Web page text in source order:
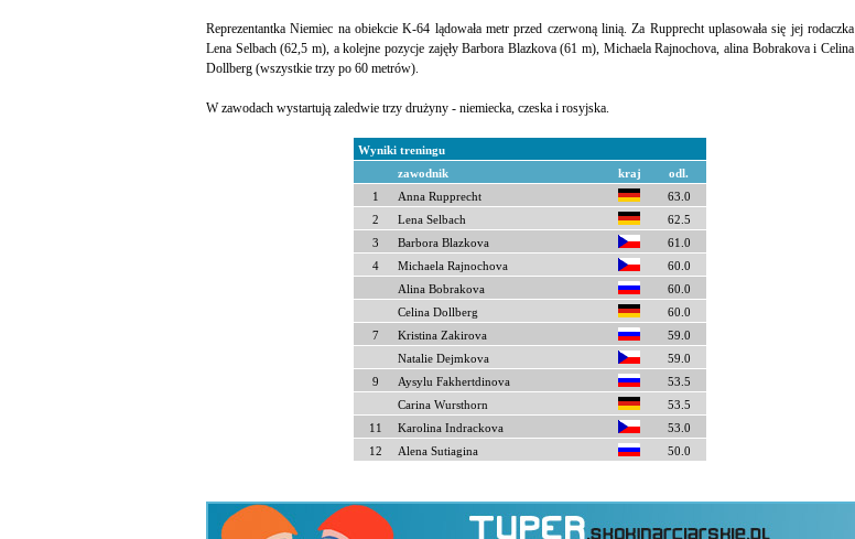
Reprezentantka Niemiec na obiekcie K-64 lądowała metr przed czerwoną linią. Za Rupprecht uplasowała się jej rodaczka
Lena Selbach (62,5 m), a kolejne pozycje zajęły Barbora Blazkova (61 m), Michaela Rajnochova, alina Bobrakova i Celina
Dollberg (wszystkie trzy po 60 metrów).
W zawodach wystartują zaledwie trzy drużyny - niemiecka, czeska i rosyjska.
Wyniki treningu
zawodnik
kraj
odl.
1
Anna Rupprecht
63.0
2
Lena Selbach
62.5
3
Barbora Blazkova
61.0
4
Michaela Rajnochova
60.0
Alina Bobrakova
60.0
Celina Dollberg
60.0
7
Kristina Zakirova
59.0
Natalie Dejmkova
59.0
9
Aysylu Fakhertdinova
53.5
Carina Wursthorn
53.5
11
Karolina Indrackova
53.0
12
Alena Sutiagina 50.0